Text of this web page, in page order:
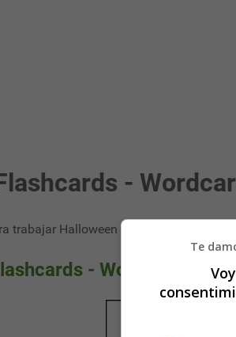
-
trabajar Halloween - Flashcards -
- Wordcards
Te